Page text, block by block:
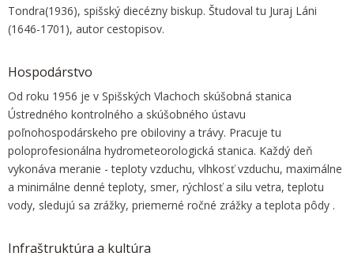
Tondra(1936), spišský diecézny biskup. Študoval tu Juraj Láni
(1646-1701), autor cestopisov.
Hospodárstvo
Od roku 1956 je v Spišských Vlachoch skúšobná stanica
Ústredného kontrolného a skúšobného ústavu
poľnohospodárskeho pre obiloviny a trávy. Pracuje tu
poloprofesionálna hydrometeorologická stanica. Každý deň
vykonáva meranie - teploty vzduchu, vlhkosť vzduchu, maximálne
a minimálne denné teploty, smer, rýchlosť a silu vetra, teplotu
vody, sledujú sa zrážky, priemerné ročné zrážky a teplota pôdy .
Infraštruktúra a kultúra